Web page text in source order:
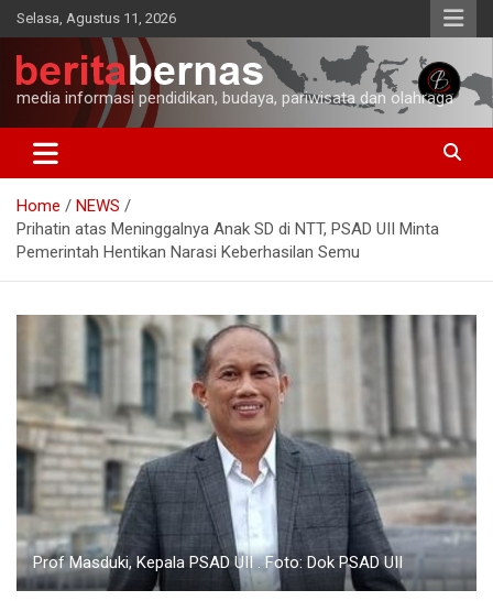
Skip
to
content
Selasa, Agustus 11, 2026
media informasi pendidikan, budaya, pariwisata dan olahraga
Home
NEWS
Prihatin atas Meninggalnya Anak SD di NTT, PSAD UII Minta
Pemerintah Hentikan Narasi Keberhasilan Semu
Prof Masduki, Kepala PSAD UII . Foto: Dok PSAD UII